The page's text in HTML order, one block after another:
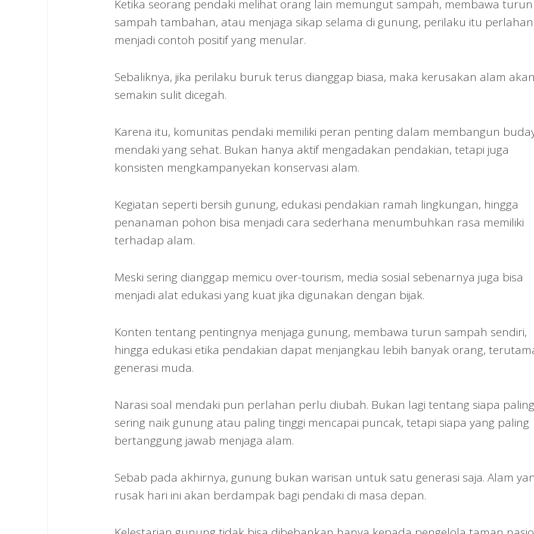
Ketika seorang pendaki melihat orang lain memungut sampah, membawa turun
sampah tambahan, atau menjaga sikap selama di gunung, perilaku itu perlahan
menjadi contoh positif yang menular.
Sebaliknya, jika perilaku buruk terus dianggap biasa, maka kerusakan alam
semakin sulit dicegah.
Karena itu, komunitas pendaki memiliki peran penting dalam membangun
mendaki yang sehat. Bukan hanya aktif mengadakan pendakian, tetapi juga
konsisten mengkampanyekan konservasi alam.
Kegiatan seperti bersih gunung, edukasi pendakian ramah lingkungan, hingga
penanaman pohon bisa menjadi cara sederhana menumbuhkan rasa memiliki
terhadap alam.
Meski sering dianggap memicu over-tourism, media sosial sebenarnya juga bisa
menjadi alat edukasi yang kuat jika digunakan dengan bijak.
Konten tentang pentingnya menjaga gunung, membawa turun sampah sendiri,
hingga edukasi etika pendakian dapat menjangkau lebih banyak orang,
generasi muda.
Narasi soal mendaki pun perlahan perlu diubah. Bukan lagi tentang siapa paling
sering naik gunung atau paling tinggi mencapai puncak, tetapi siapa yang paling
bertanggung jawab menjaga alam.
Sebab pada akhirnya, gunung bukan warisan untuk satu generasi saja. Alam
rusak hari ini akan berdampak bagi pendaki di masa depan.